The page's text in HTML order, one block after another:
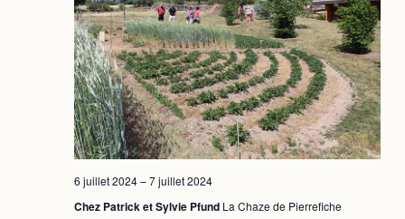
6 juillet 2024–7 juillet 2024
Chez Patrick et Sylvie Pfund La Chaze de Pierrefiche